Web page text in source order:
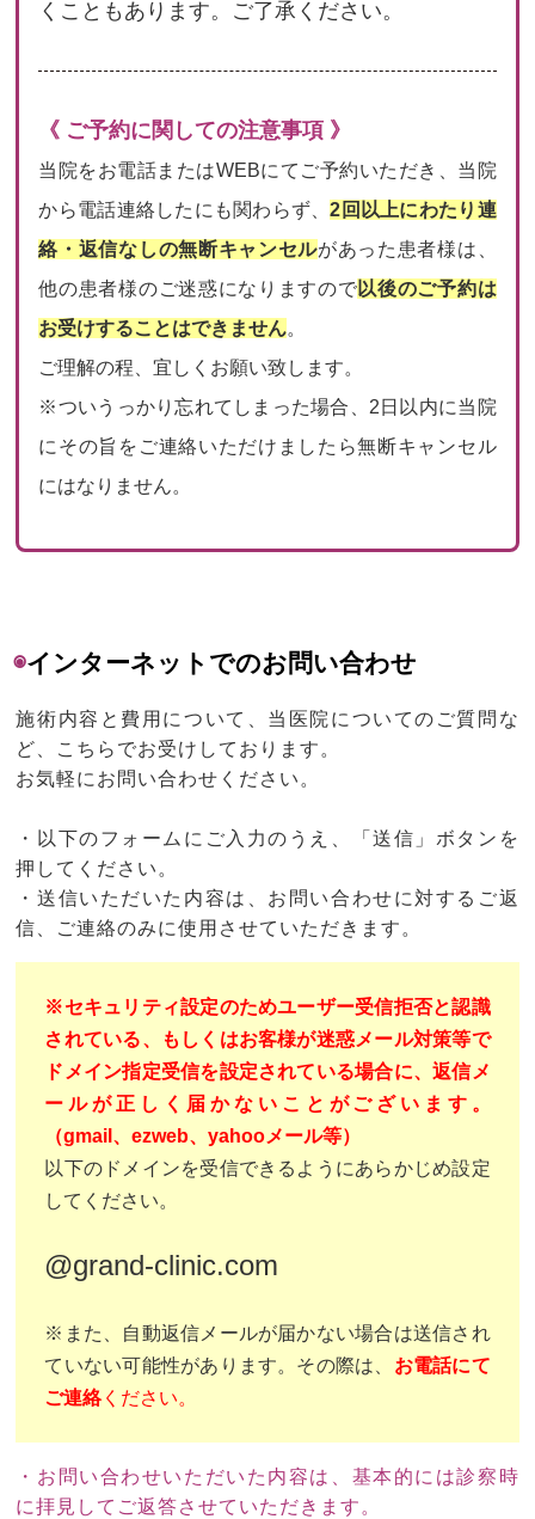
くこともあります。ご了承ください。
《 ご予約に関しての注意事項 》
当院をお電話またはWEBにてご予約いただき、当院
から電話連絡したにも関わらず、2回以上にわたり連
絡・返信なしの無断キャンセルがあった患者様は、
他の患者様のご迷惑になりますので以後のご予約は
お受けすることはできません。
ご理解の程、宜しくお願い致します。
※ついうっかり忘れてしまった場合、2日以内に当院
にその旨をご連絡いただけましたら無断キャンセル
にはなりません。
◉インターネットでのお問い合わせ
施術内容と費用について、当医院についてのご質問な
ど、こちらでお受けしております。
お気軽にお問い合わせください。
・以下のフォームにご入力のうえ、「送信」ボタンを
押してください。
・送信いただいた内容は、お問い合わせに対するご返
信、ご連絡のみに使用させていただきます。
※セキュリティ設定のためユーザー受信拒否と認識
されている、もしくはお客様が迷惑メール対策等で
ドメイン指定受信を設定されている場合に、返信メ
ールが正しく届かないことがございます。
（gmail、ezweb、yahooメール等）
以下のドメインを受信できるようにあらかじめ設定
してください。
@grand-clinic.com
※また、自動返信メールが届かない場合は送信され
ていない可能性があります。その際は、 お電話にて
ご連絡ください。
・お問い合わせいただいた内容は、基本的には診察時
に拝見してご返答させていただきます。